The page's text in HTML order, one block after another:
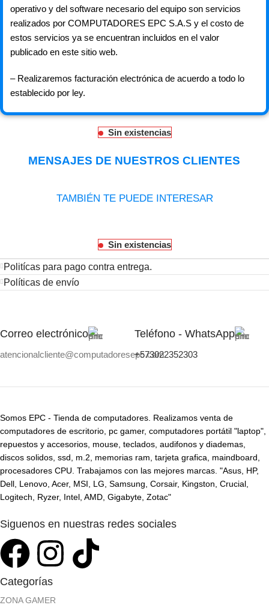
operativo y del software necesario del equipo son servicios
realizados por COMPUTADORES EPC S.A.S y el costo de
estos servicios ya se encuentran incluidos en el valor
publicado en este sitio web.
– Realizaremos facturación electrónica de acuerdo a todo lo
establecido por ley.
Sin existencias
MENSAJES DE NUESTROS CLIENTES
TAMBIÉN TE PUEDE INTERESAR
Sin existencias
Politícas para pago contra entrega.
Políticas de envío
Correo electrónico
atencionalcliente@computadoresepc.com
Teléfono - WhatsApp
+573022352303
Somos EPC - Tienda de computadores. Realizamos venta de
computadores de escritorio, pc gamer, computadores portátil "laptop",
repuestos y accesorios, mouse, teclados, audifonos y diademas,
discos solidos, ssd, m.2, memorias ram, tarjeta grafica, maindboard,
procesadores CPU. Trabajamos con las mejores marcas. "Asus, HP,
Dell, Lenovo, Acer, MSI, LG, Samsung, Corsair, Kingston, Crucial,
Logitech, Ryzer, Intel, AMD, Gigabyte, Zotac"
Siguenos en nuestras redes sociales
Categorías
ZONA GAMER